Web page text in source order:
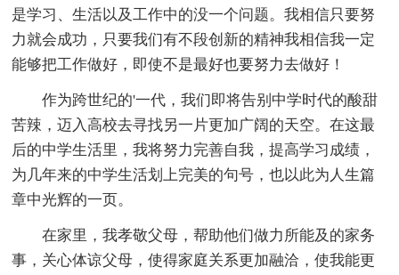
是学习、生活以及工作中的没一个问题。我相信只要努
力就会成功，只要我们有不段创新的精神我相信我一定
能够把工作做好，即使不是最好也要努力去做好！
作为跨世纪的'一代，我们即将告别中学时代的酸甜
苦辣，迈入高校去寻找另一片更加广阔的天空。在这最
后的中学生活里，我将努力完善自我，提高学习成绩，
为几年来的中学生活划上完美的句号，也以此为人生篇
章中光辉的一页。
在家里，我孝敬父母，帮助他们做力所能及的家务
事，关心体谅父母，使得家庭关系更加融洽，使我能更